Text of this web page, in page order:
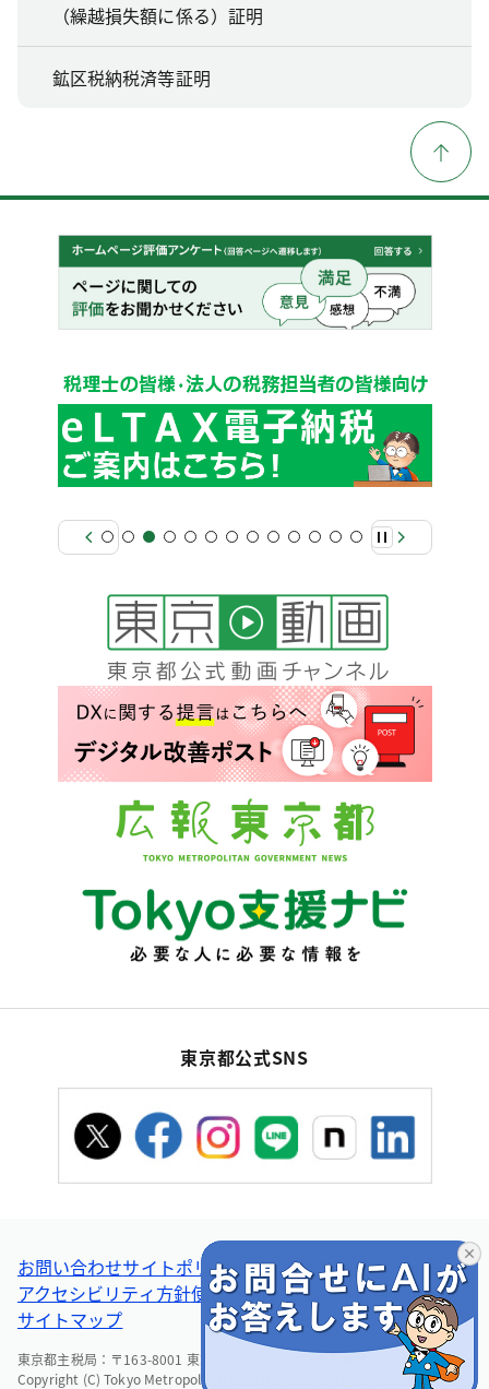
（繰越損失額に係る）証明
鉱区税納税済等証明
東京都公式SNS
お問い合わせサイトポリシー個人情報の取扱い
アクセシビリティ方針使い方ヘルプ
リンク集・その他
サイトマップ
東京都主税局：〒163-8001 東京都新宿区西新宿2-8-1 電話：03-5388-2925
Copyright (C) Tokyo Metropolitan Government. All Rights Reserved.